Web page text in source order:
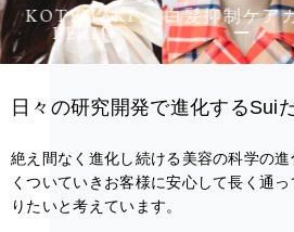
KOTEMAKI
PERM
白髪抑制ケア
ー
日々の研究開発で進化するSui
絶え間なく進化し続ける美容の科学の
くついていきお客様に安心して長く通
りたいと考えています。